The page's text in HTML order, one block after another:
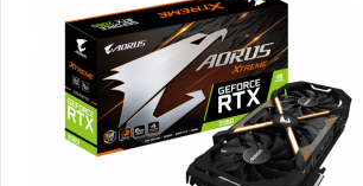
Uutuuskolmikosta JBL Reflect Flow PRO -kuulokkeet
sopivat erityisesti...